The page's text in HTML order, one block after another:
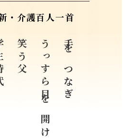
・介護百人一首
手をつなぎ
うっすら目を開け
笑う父